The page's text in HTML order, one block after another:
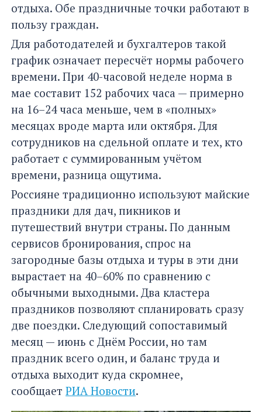
отдыха. Обе праздничные точки работают в
пользу граждан.
Для работодателей и бухгалтеров такой
график означает пересчёт нормы рабочего
времени. При 40-часовой неделе норма в
мае составит 152 рабочих часа — примерно
на 16–24 часа меньше, чем в «полных»
месяцах вроде марта или октября. Для
сотрудников на сдельной оплате и тех, кто
работает с суммированным учётом
времени, разница ощутима.
Россияне традиционно используют майские
праздники для дач, пикников и
путешествий внутри страны. По данным
сервисов бронирования, спрос на
загородные базы отдыха и туры в эти дни
вырастает на 40–60% по сравнению с
обычными выходными. Два кластера
праздников позволяют спланировать сразу
две поездки. Следующий сопоставимый
месяц — июнь с Днём России, но там
праздник всего один, и баланс труда и
отдыха выходит куда скромнее,
сообщает РИА Новости.